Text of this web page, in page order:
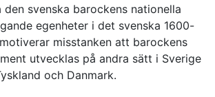
svenska barockens nationella
egenheter i det svenska 1600-
misstanken att barockens
utvecklas på andra sätt i Sverige
och Danmark.